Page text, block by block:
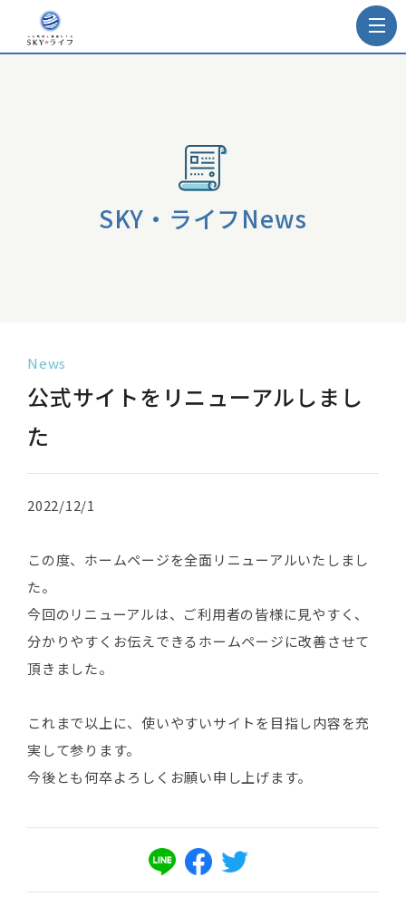
SKY・ライフNews
News
公式サイトをリニューアルしまし
た
2022/12/1
この度、ホームページを全面リニューアルいたしまし
た。
今回のリニューアルは、ご利用者の皆様に見やすく、
分かりやすくお伝えできるホームページに改善させて
頂きました。
これまで以上に、使いやすいサイトを目指し内容を充
実して参ります。
今後とも何卒よろしくお願い申し上げます。